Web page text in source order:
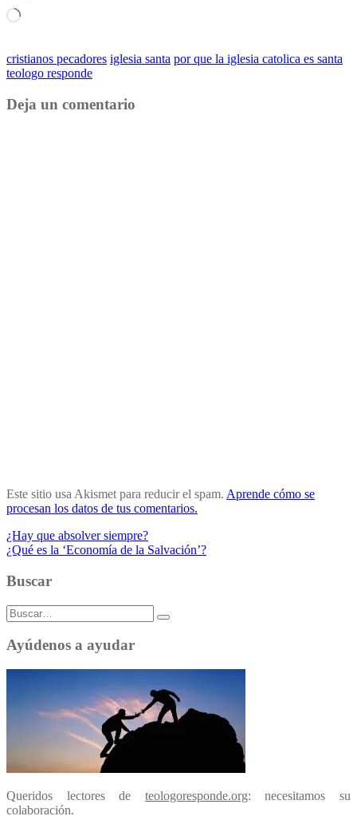
Cargando...
cristianos pecadores iglesia santa por que la iglesia catolica es santa
teologo responde
Deja un comentario
Este sitio usa Akismet para reducir el spam. Aprende cómo se
procesan los datos de tus comentarios.
Navegación
de
entradas
¿Hay que absolver siempre?
¿Qué es la ‘Economía de la Salvación’?
Buscar
Buscar:
Ayúdenos a ayudar
Queridos lectores de teologoresponde.org: necesitamos su
colaboración.